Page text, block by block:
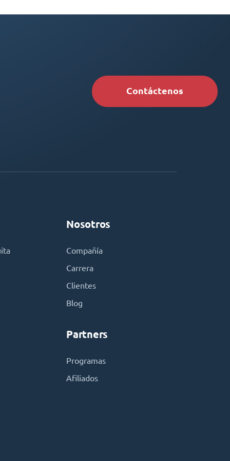
Contáctenos
Nosotros
Compañía
Carrera
Clientes
Blog
Partners
Programas
Afiliados